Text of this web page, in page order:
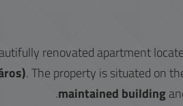
renovated apartment
. The property is situated on
maintained building